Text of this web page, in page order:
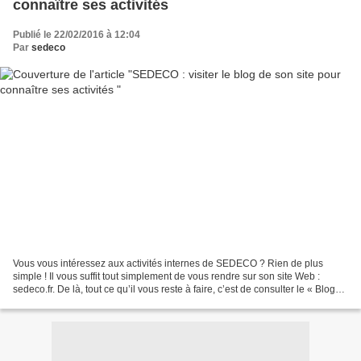
connaître ses activités
Publié le 22/02/2016 à 12:04
Par sedeco
Vous vous intéressez aux activités internes de SEDECO ? Rien de plus
simple ! Il vous suffit tout simplement de vous rendre sur son site Web :
sedeco.fr. De là, tout ce qu’il vous reste à faire, c’est de consulter le « Blog